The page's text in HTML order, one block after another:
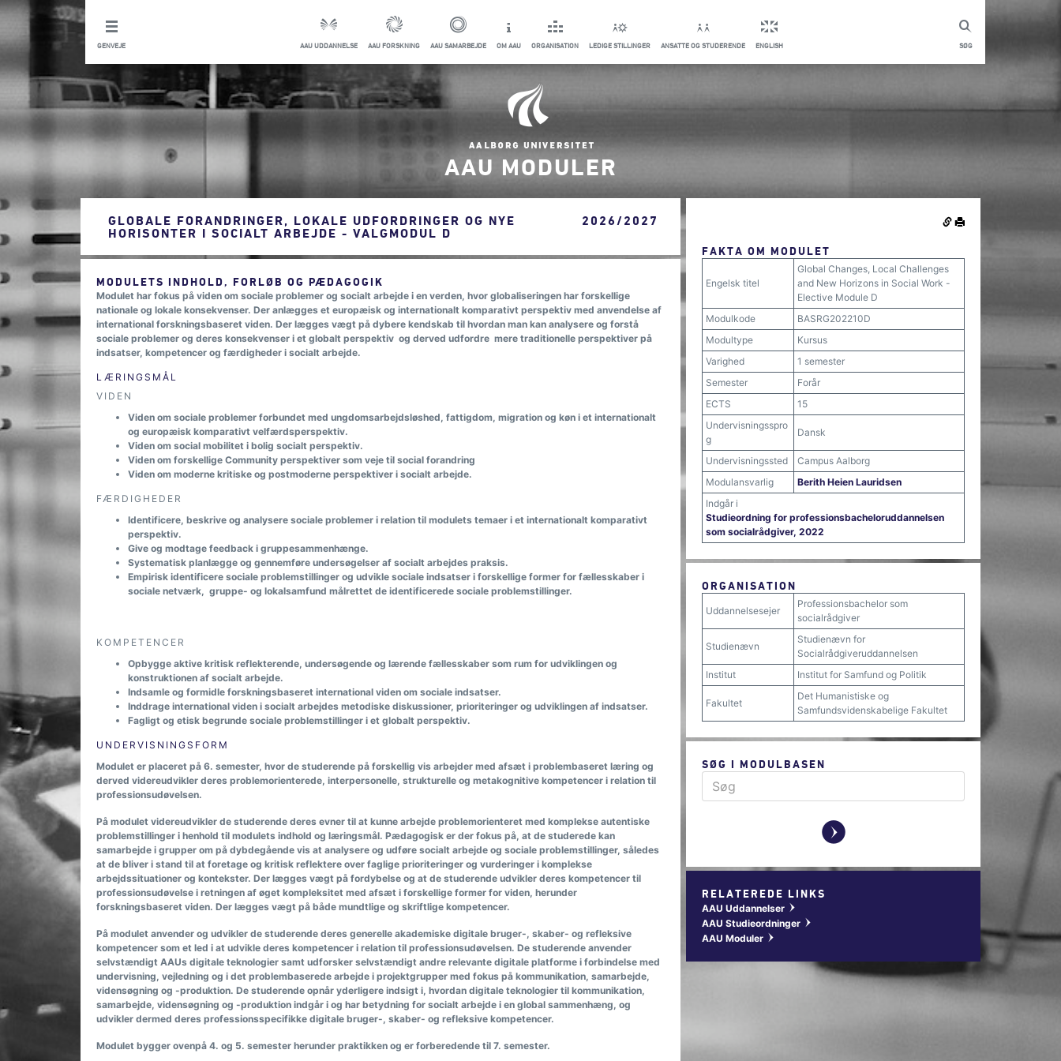
SØG
GENVEJE AAU UDDANNELSE AAU FORSKNING AAU SAMARBEJDE OM AAU ORGANISATION LEDIGE STILLINGER ANSATTE OG STUDERENDE ENGLISH
AAU MODULER
GLOBALE FORANDRINGER, LOKALE UDFORDRINGER OG NYE
HORISONTER I SOCIALT ARBEJDE - VALGMODUL D
2026/2027
MODULETS INDHOLD, FORLØB OG PÆDAGOGIK
Modulet har fokus på viden om sociale problemer og socialt arbejde i en verden, hvor globaliseringen har forskellige
nationale og lokale konsekvenser. Der anlægges et europæisk og internationalt komparativt perspektiv med anvendelse af
international forskningsbaseret viden. Der lægges vægt på dybere kendskab til hvordan man kan analysere og forstå
sociale problemer og deres konsekvenser i et globalt perspektiv og derved udfordre mere traditionelle perspektiver på
indsatser, kompetencer og færdigheder i socialt arbejde.
LÆRINGSMÅL
VIDEN
Viden om sociale problemer forbundet med ungdomsarbejdsløshed, fattigdom, migration og køn i et internationalt
og europæisk komparativt velfærdsperspektiv.
Viden om social mobilitet i bolig socialt perspektiv.
Viden om forskellige Community perspektiver som veje til social forandring
Viden om moderne kritiske og postmoderne perspektiver i socialt arbejde.
FÆRDIGHEDER
Identificere, beskrive og analysere sociale problemer i relation til modulets temaer i et internationalt komparativt
perspektiv.
Give og modtage feedback i gruppesammenhænge.
Systematisk planlægge og gennemføre undersøgelser af socialt arbejdes praksis.
Empirisk identificere sociale problemstillinger og udvikle sociale indsatser i forskellige former for fællesskaber i
sociale netværk, gruppe- og lokalsamfund målrettet de identificerede sociale problemstillinger.
KOMPETENCER
Opbygge aktive kritisk reflekterende, undersøgende og lærende fællesskaber som rum for udviklingen og
konstruktionen af socialt arbejde.
Indsamle og formidle forskningsbaseret international viden om sociale indsatser.
Inddrage international viden i socialt arbejdes metodiske diskussioner, prioriteringer og udviklingen af indsatser.
Fagligt og etisk begrunde sociale problemstillinger i et globalt perspektiv.
UNDERVISNINGSFORM
Modulet er placeret på 6. semester, hvor de studerende på forskellig vis arbejder med afsæt i problembaseret læring og
derved videreudvikler deres problemorienterede, interpersonelle, strukturelle og metakognitive kompetencer i relation til
professionsudøvelsen.
På modulet videreudvikler de studerende deres evner til at kunne arbejde problemorienteret med komplekse autentiske
problemstillinger i henhold til modulets indhold og læringsmål. Pædagogisk er der fokus på, at de studerede kan
samarbejde i grupper om på dybdegående vis at analysere og udføre socialt arbejde og sociale problemstillinger, således
at de bliver i stand til at foretage og kritisk reflektere over faglige prioriteringer og vurderinger i komplekse
arbejdssituationer og kontekster. Der lægges vægt på fordybelse og at de studerende udvikler deres kompetencer til
professionsudøvelse i retningen af øget kompleksitet med afsæt i forskellige former for viden, herunder
forskningsbaseret viden. Der lægges vægt på både mundtlige og skriftlige kompetencer.
På modulet anvender og udvikler de studerende deres generelle akademiske digitale bruger-, skaber- og refleksive
kompetencer som et led i at udvikle deres kompetencer i relation til professionsudøvelsen. De studerende anvender
selvstændigt AAUs digitale teknologier samt udforsker selvstændigt andre relevante digitale platforme i forbindelse med
undervisning, vejledning og i det problembaserede arbejde i projektgrupper med fokus på kommunikation, samarbejde,
vidensøgning og -produktion. De studerende opnår yderligere indsigt i, hvordan digitale teknologier til kommunikation,
samarbejde, vidensøgning og -produktion indgår i og har betydning for socialt arbejde i en global sammenhæng, og
udvikler dermed deres professionsspecifikke digitale bruger-, skaber- og refleksive kompetencer.
Modulet bygger ovenpå 4. og 5. semester herunder praktikken og er forberedende til 7. semester.
FAKTA OM MODULET
Engelsk titel
Global Changes, Local Challenges
and New Horizons in Social Work -
Elective Module D
Modulkode
BASRG202210D
Modultype
Kursus
Varighed
1 semester
Semester
Forår
ECTS
15
Undervisningsspro
g
Dansk
Undervisningssted
Campus Aalborg
Modulansvarlig
Berith Heien Lauridsen
Indgår i
Studieordning for professionsbacheloruddannelsen
som socialrådgiver, 2022
ORGANISATION
Uddannelsesejer
Professionsbachelor som
socialrådgiver
Studienævn
Studienævn for
Socialrådgiveruddannelsen
Institut
Institut for Samfund og Politik
Fakultet
Det Humanistiske og
Samfundsvidenskabelige Fakultet
SØG I MODULBASEN
y
RELATEREDE LINKS
AAU Uddannelser w
AAU Studieordninger w
AAU Moduler w